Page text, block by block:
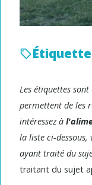
Les étiquettes
permettent de les
intéressez à
la liste ci-dessous,
ayant traité du
traitant du sujet